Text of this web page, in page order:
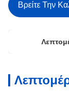
Βρείτε Την